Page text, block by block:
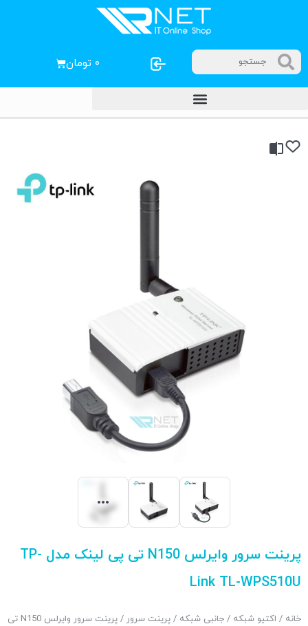
۰ تومان
پرینت سرور وایرلس N150 تی پی لینک مدل TP-
Link TL-WPS510U
خانه / اکتیو شبکه / جانبی شبکه / پرینت سرور
/ پرینت سرور وایرلس N150 تی